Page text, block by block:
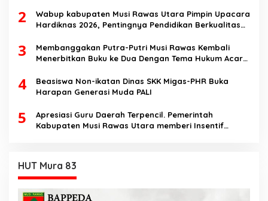
Speech di SMK Ikhlas Jawilan
2
Wabup kabupaten Musi Rawas Utara Pimpin Upacara
Hardiknas 2026, Pentingnya Pendidikan Berkualitas
3
Membanggakan Putra-Putri Musi Rawas Kembali
Menerbitkan Buku ke Dua Dengan Tema Hukum Acara
4
Beasiswa Non-ikatan Dinas SKK Migas-PHR Buka
Harapan Generasi Muda PALI
5
Apresiasi Guru Daerah Terpencil. Pemerintah
Kabupaten Musi Rawas Utara memberi Insentif
HUT Mura 83